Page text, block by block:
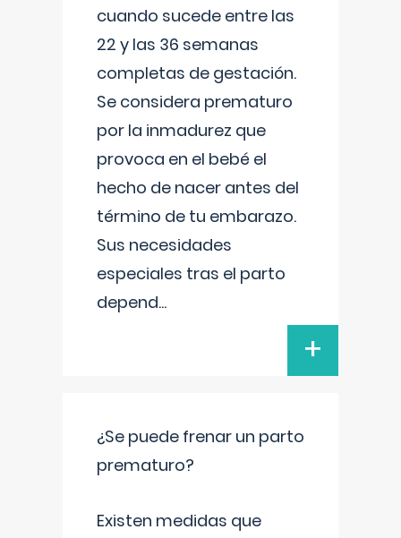
cuando sucede entre las
22 y las 36 semanas
completas de gestación.
Se considera prematuro
por la inmadurez que
provoca en el bebé el
hecho de nacer antes del
término de tu embarazo.
Sus necesidades
especiales tras el parto
depend...
+
¿Se puede frenar un parto
prematuro?
Existen medidas que